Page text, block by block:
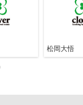
松岡大悟